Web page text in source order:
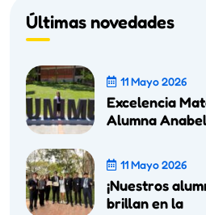
Últimas novedades
11 Mayo 2026
Excelencia
Alumna
11 Mayo 2026
¡Nuestros
brillan en la